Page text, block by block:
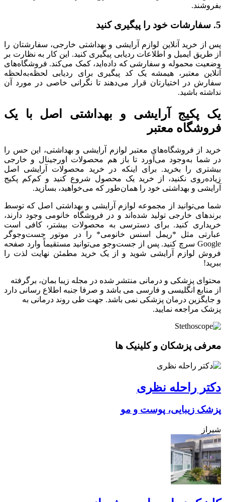
بفروشند.
5. سفارشات خود را پیگیری کنید
پس از خرید آنلاین لوازم آرایشی و بهداشتی خارجی، سفارشتان را
از طریق ایمیل و اطلاعات ردیابی پیگیری کنید. این کار به نظارت بر
وضعیت محموله و سفارشی که داده‌اید، کمک می‌کند. فروشگاه‌های
آنلاین معتبر، هیمشه یک کد پیگیری برای ردیابی لحظه‌به‌لحظه
سفارش در اختیارتان قرار می‌دهند تا نگرانی خاصی در مورد آن
نداشته باشید.
یک پکیج آرایشی و بهداشتی اصل با یک
فروشگاه معتبر
خرید از فروشگاه‌های معتبر لوازم آرایشی و بهداشتی، این حس را
در شما به‌وجود می‌آورد تا باز هم محصولات اورجینال و خارجی
بیشتری را بخرید. برای اینکه در خرید محصولات آرایشی اصل
زیاده‌روی نکنید، از خرید یک محصول شروع کنید و کم‌کم پکیج
آرایشی و بهداشتی خود را همان‌طور که می‌خواهید، بسازید.
شما می‌توانید از مجموعه لوازم آرایشی و بهداشتی اصل که توسط
برندهای خارجی تولید شده‌اند و در فروشگاه خانومی وجود دارند،
خریداری کنید. برای دسترسی به محصولات بیشتر، کافی است
عبارتی مثل *ریمل اسنس خانومی* را در موتور جست‌وجوگر
Google سرچ کنید. پس از جست‌وجو می‌توانید مستقیماً وارد صفحه
فروش لوازم آرایشی شوید و از یک خرید مطمئن نهایت لذت را
ببرید!
محتوای پزشکی و درمانی منتشر شده در مجله زیبا بمان، برگرفته
از منابع انگلیسی و فارسی می باشد و صرفا جنبه اطلاع رسانی دارد
و جایگزین درمان پزشکی نمی باشد. جهت طی روند درمانی به
پزشک مراجعه نمایید.
معرفی پزشکان و کلینیک ها
دکتر راحله نظری
پزشک زیبایی، پوست و مو
شیراز